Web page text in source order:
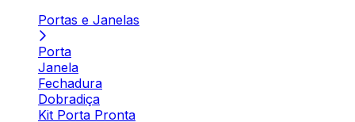
Portas e Janelas
Porta
Janela
Fechadura
Dobradiça
Kit Porta Pronta